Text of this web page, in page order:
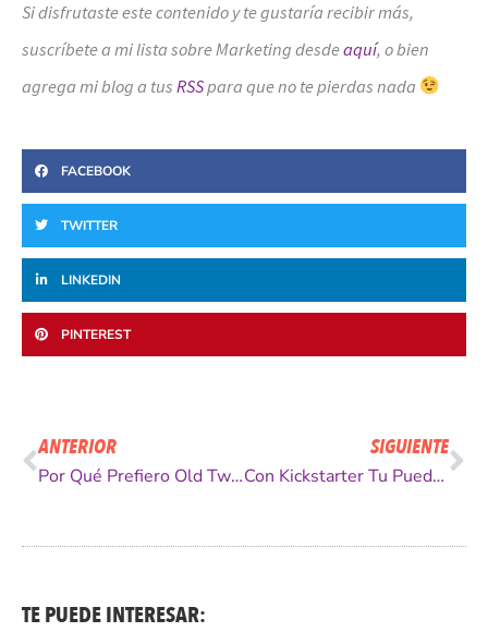
Si disfrutaste este contenido y te gustaría recibir más,
suscríbete a mi lista sobre Marketing desdeaquí, o bien
agrega mi blog a tus RSSpara que no te pierdas nada
FACEBOOK
TWITTER
LINKEDIN
PINTEREST
ANTERIOR
Por Qué Prefiero Old Twitter [VIDEO]
SIGUIENTE
Con Kickstarter Tu Puedes Financiar la Creatividad
TE PUEDE INTERESAR: